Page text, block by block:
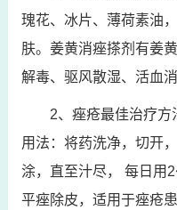
瑰花、冰片、薄荷素油
肤。姜黄消痤搽剂有姜
解毒、驱风散湿、活血消
2、痤疮最佳治疗方
用法：将药洗净，切开
涂，直至汁尽， 每日用
平痤除皮，适用于痤疮患